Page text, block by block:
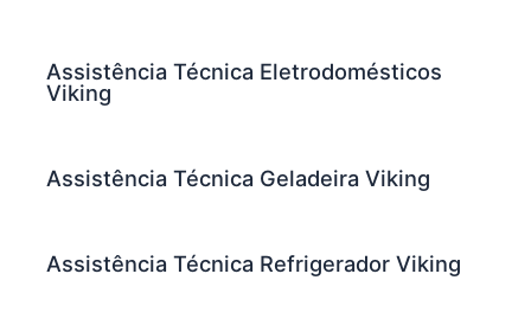
Assistência Técnica Eletrodomésticos
Viking
Assistência Técnica Geladeira Viking
Assistência Técnica Refrigerador Viking